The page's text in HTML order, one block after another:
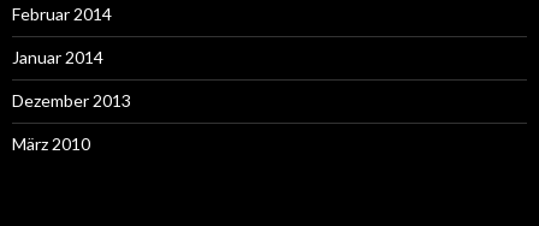
Februar 2014
Januar 2014
Dezember 2013
März 2010